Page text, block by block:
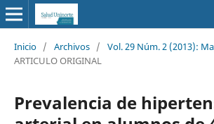
Inicio / Archivos / Vol. 29 Núm. 2 (2013):
ARTICULO ORIGINAL
Prevalencia de